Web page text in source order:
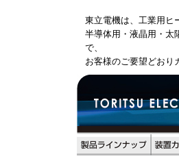
東立電機は、工業用ヒ
半導体用・液晶用・太
で、
お客様のご要望どおり